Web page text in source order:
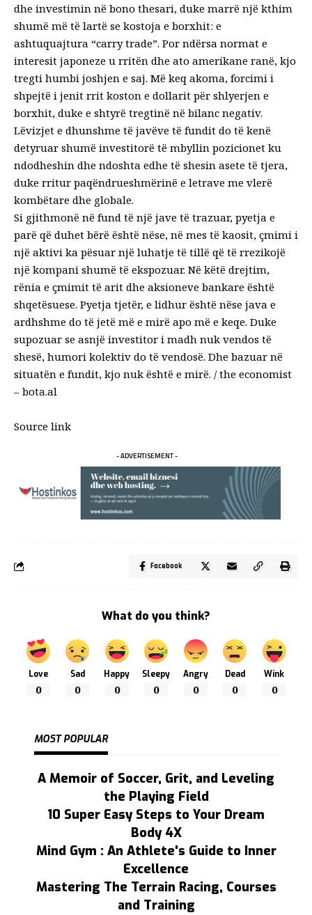
dhe investimin në bono thesari, duke marrë një kthim
shumë më të lartë se kostoja e borxhit: e
ashtuquajtura “carry trade”. Por ndërsa normat e
interesit japoneze u rritën dhe ato amerikane ranë, kjo
tregti humbi joshjen e saj. Më keq akoma, forcimi i
shpejtë i jenit rrit koston e dollarit për shlyerjen e
borxhit, duke e shtyrë tregtinë në bilanc negativ.
Lëvizjet e dhunshme të javëve të fundit do të kenë
detyruar shumë investitorë të mbyllin pozicionet ku
ndodheshin dhe ndoshta edhe të shesin asete të tjera,
duke rritur paqëndrueshmërinë e letrave me vlerë
kombëtare dhe globale.
Si gjithmonë në fund të një jave të trazuar, pyetja e
parë që duhet bërë është nëse, në mes të kaosit, çmimi i
një aktivi ka pësuar një luhatje të tillë që të rrezikojë
një kompani shumë të ekspozuar. Në këtë drejtim,
rënia e çmimit të arit dhe aksioneve bankare është
shqetësuese. Pyetja tjetër, e lidhur është nëse java e
ardhshme do të jetë më e mirë apo më e keqe. Duke
supozuar se asnjë investitor i madh nuk vendos të
shesë, humori kolektiv do të vendosë. Dhe bazuar në
situatën e fundit, kjo nuk është e mirë. / the economist
– bota.al
Source link
- ADVERTISEMENT -
Facebook
What do you think?
Love
0
Sad
0
Happy
0
Sleepy
0
Angry
0
Dead
0
Wink
0
MOST POPULAR
A Memoir of Soccer, Grit, and Leveling
the Playing Field
10 Super Easy Steps to Your Dream
Body 4X
Mind Gym : An Athlete's Guide to Inner
Excellence
Mastering The Terrain Racing, Courses
and Training